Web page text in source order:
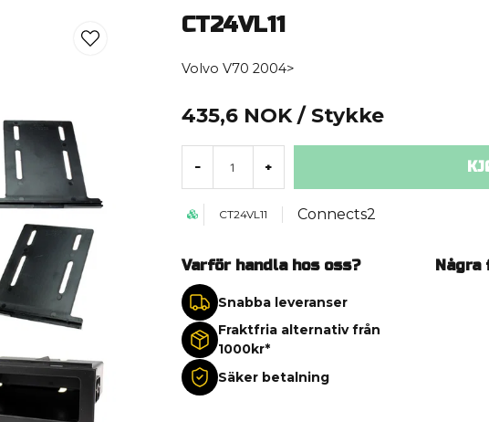
CT24VL11
Volvo V70 2004>
435,6 NOK / Stykke
- +
CT24VL11 Connects2
Varför handla hos oss?
Snabba leveranser
Fraktfria alternativ från
1000kr*
Säker betalning
Några